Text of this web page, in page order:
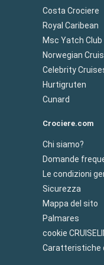
Costa Crociere
Royal Caribean
Msc Yatch Club
Norwegian
Celebrity
Hurtigruten
Cunard
Crociere.com
Chi siamo?
Domande
Le condizioni
Sicurezza
Mappa del sito
Palmares
cookie
Caratteristiche